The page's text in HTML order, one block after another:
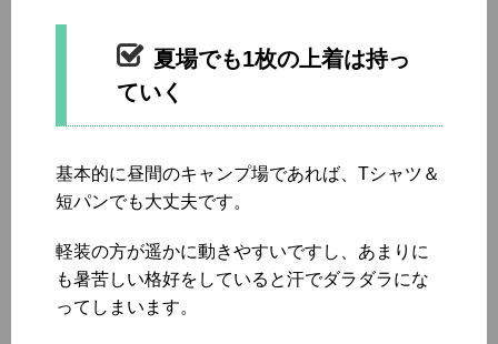
夏場でも1枚の上着は持っ
ていく
基本的に昼間のキャンプ場であれば、Tシャツ＆
短パンでも大丈夫です。
軽装の方が遥かに動きやすいですし、あまりに
も暑苦しい格好をしていると汗でダラダラにな
ってしまいます。